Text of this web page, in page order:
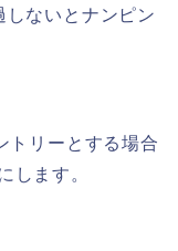
しないとナンピン
トリーとする場合
します。